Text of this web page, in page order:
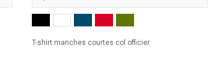
T-shirt manches courtes col officier.